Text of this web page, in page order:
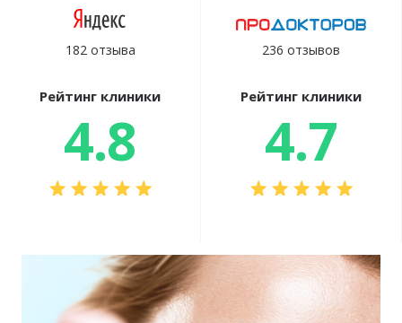
182 отзыва
Рейтинг клиники
4.8
236 отзывов
Рейтинг клиники
4.7